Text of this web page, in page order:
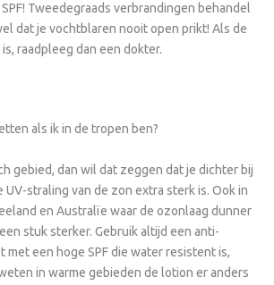
Tweedegraads verbrandingen behandel
dat je vochtblaren nooit open prikt! Als de
raadpleeg dan een dokter.
als ik in de tropen ben?
gebied, dan wil dat zeggen dat je dichter bij
UV-straling van de zon extra sterk is. Ook in
en Australïe waar de ozonlaag dunner
stuk sterker. Gebruik altijd een anti-
met een hoge SPF die water resistent is,
in warme gebieden de lotion er anders